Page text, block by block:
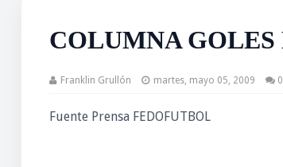
COLUMNA
Franklin Grullón martes, mayo 05, 2009 0
Fuente Prensa FEDOFUTBOL